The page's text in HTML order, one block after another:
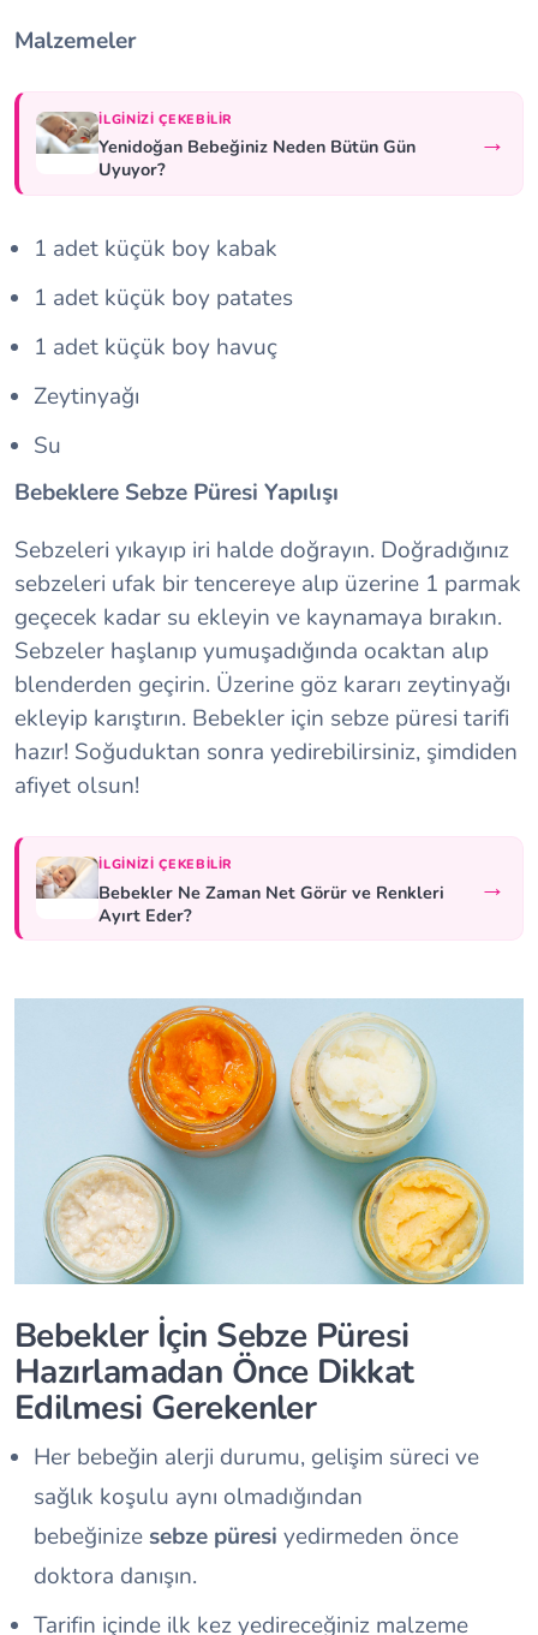
Malzemeler
İLGINIZI ÇEKEBILIR
Yenidoğan Bebeğiniz Neden Bütün Gün
Uyuyor?
→
1 adet küçük boy kabak
1 adet küçük boy patates
1 adet küçük boy havuç
Zeytinyağı
Su
Bebeklere Sebze Püresi Yapılışı
Sebzeleri yıkayıp iri halde doğrayın. Doğradığınız
sebzeleri ufak bir tencereye alıp üzerine 1 parmak
geçecek kadar su ekleyin ve kaynamaya bırakın.
Sebzeler haşlanıp yumuşadığında ocaktan alıp
blenderden geçirin. Üzerine göz kararı zeytinyağı
ekleyip karıştırın. Bebekler için sebze püresi tarifi
hazır! Soğuduktan sonra yedirebilirsiniz, şimdiden
afiyet olsun!
İLGINIZI ÇEKEBILIR
Bebekler Ne Zaman Net Görür ve Renkleri
Ayırt Eder?
→
Bebekler İçin Sebze Püresi
Hazırlamadan Önce Dikkat
Edilmesi Gerekenler
Her bebeğin alerji durumu, gelişim süreci ve
sağlık koşulu aynı olmadığından
bebeğinizesebze püresi yedirmeden önce
doktora danışın.
Tarifin içinde ilk kez yedireceğiniz malzeme